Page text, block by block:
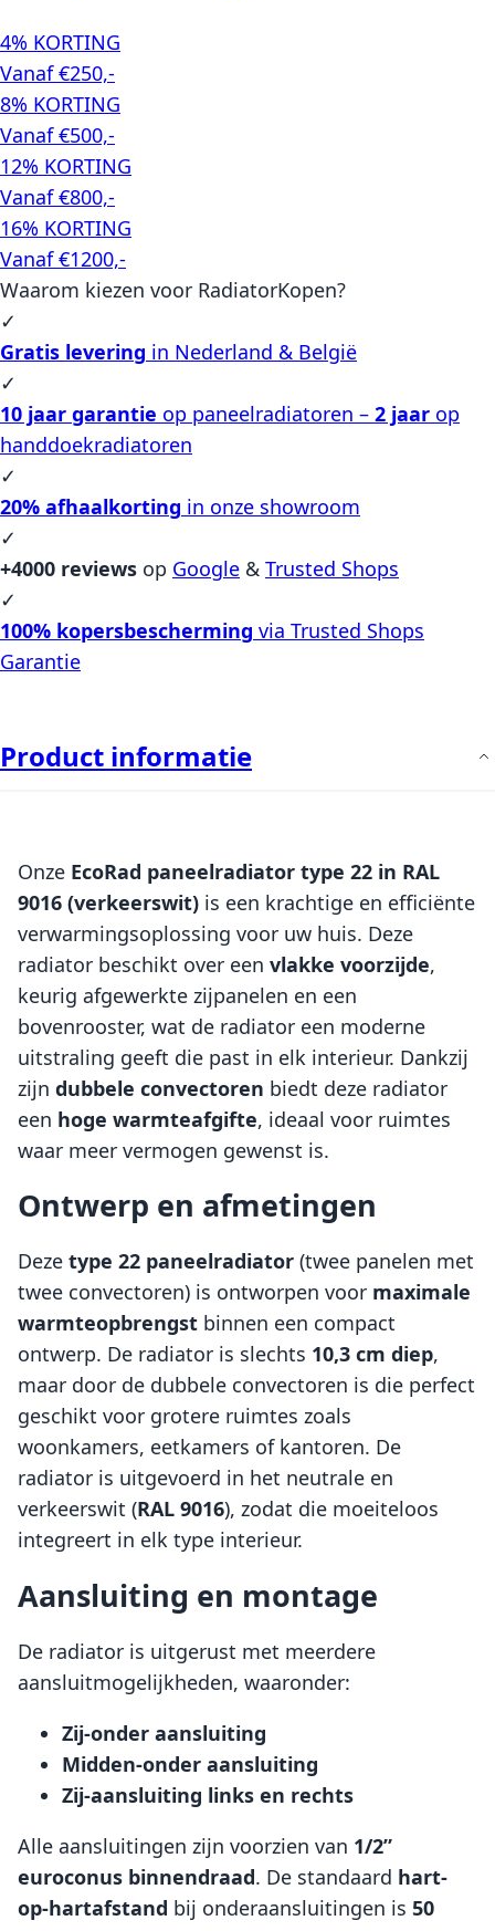
4% KORTING
Vanaf €250,-
8% KORTING
Vanaf €500,-
12% KORTING
Vanaf €800,-
16% KORTING
Vanaf €1200,-
Waarom kiezen voor RadiatorKopen?
✓
Gratis levering in Nederland & België
✓
10 jaar garantie op paneelradiatoren – 2 jaar op
handdoekradiatoren
✓
20% afhaalkorting in onze showroom
✓
+4000 reviews op Google & Trusted Shops
✓
100% kopersbescherming via Trusted Shops
Garantie
Product informatie
Onze EcoRad paneelradiator type 22 in RAL
9016 (verkeerswit) is een krachtige en efficiënte
verwarmingsoplossing voor uw huis. Deze
radiator beschikt over een vlakke voorzijde,
keurig afgewerkte zijpanelen en een
bovenrooster, wat de radiator een moderne
uitstraling geeft die past in elk interieur. Dankzij
zijn dubbele convectoren biedt deze radiator
een hoge warmteafgifte, ideaal voor ruimtes
waar meer vermogen gewenst is.
Ontwerp en afmetingen
Deze type 22 paneelradiator (twee panelen met
twee convectoren) is ontworpen voor maximale
warmteopbrengst binnen een compact
ontwerp. De radiator is slechts 10,3 cm diep,
maar door de dubbele convectoren is die perfect
geschikt voor grotere ruimtes zoals
woonkamers, eetkamers of kantoren. De
radiator is uitgevoerd in het neutrale en
verkeerswit (RAL 9016), zodat die moeiteloos
integreert in elk type interieur.
Aansluiting en montage
De radiator is uitgerust met meerdere
aansluitmogelijkheden, waaronder:
Zij-onder aansluiting
Midden-onder aansluiting
Zij-aansluiting links en rechts
Alle aansluitingen zijn voorzien van 1/2”
euroconus binnendraad. De standaard hart-
op-hartafstand bij onderaansluitingen is 50